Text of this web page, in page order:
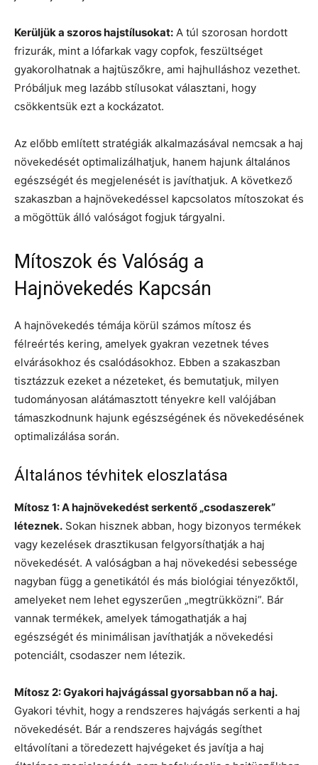
Kerüljük a szoros hajstílusokat: A túl szorosan hordott
frizurák, mint a lófarkak vagy copfok, feszültséget
gyakorolhatnak a hajtüszőkre, ami hajhulláshoz vezethet.
Próbáljuk meg lazább stílusokat választani, hogy
csökkentsük ezt a kockázatot.
Az előbb említett stratégiák alkalmazásával nemcsak a haj
növekedését optimalizálhatjuk, hanem hajunk általános
egészségét és megjelenését is javíthatjuk. A következő
szakaszban a hajnövekedéssel kapcsolatos mítoszokat és
a mögöttük álló valóságot fogjuk tárgyalni.
Mítoszok és Valóság a
Hajnövekedés Kapcsán
A hajnövekedés témája körül számos mítosz és
félreértés kering, amelyek gyakran vezetnek téves
elvárásokhoz és csalódásokhoz. Ebben a szakaszban
tisztázzuk ezeket a nézeteket, és bemutatjuk, milyen
tudományosan alátámasztott tényekre kell valójában
támaszkodnunk hajunk egészségének és növekedésének
optimalizálása során.
Általános tévhitek eloszlatása
Mítosz 1: A hajnövekedést serkentő „csodaszerek”
léteznek. Sokan hisznek abban, hogy bizonyos termékek
vagy kezelések drasztikusan felgyorsíthatják a haj
növekedését. A valóságban a haj növekedési sebessége
nagyban függ a genetikától és más biológiai tényezőktől,
amelyeket nem lehet egyszerűen „megtrükközni”. Bár
vannak termékek, amelyek támogathatják a haj
egészségét és minimálisan javíthatják a növekedési
potenciált, csodaszer nem létezik.
Mítosz 2: Gyakori hajvágással gyorsabban nő a haj.
Gyakori tévhit, hogy a rendszeres hajvágás serkenti a haj
növekedését. Bár a rendszeres hajvágás segíthet
eltávolítani a töredezett hajvégeket és javítja a haj